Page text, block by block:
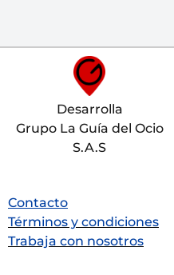
Desarrolla
Grupo La Guía del Ocio
S.A.S
Contacto
Términos y condiciones
Trabaja con nosotros